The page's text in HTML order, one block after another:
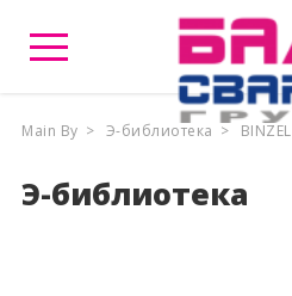
Main By > Э-библиотека > BINZEL
Э-библиотека